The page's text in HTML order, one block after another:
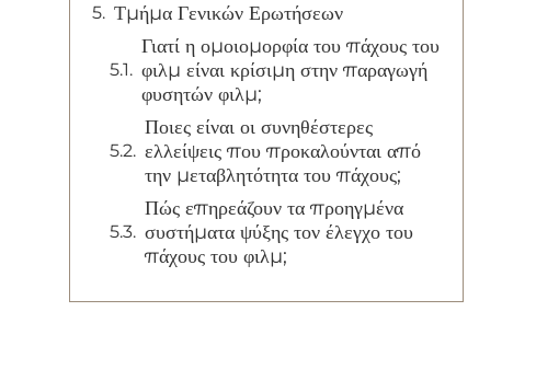
Τμήμα Γενικών Ερωτήσεων
Γιατί η ομοιομορφία του πάχους του
φιλμ είναι κρίσιμη στην παραγωγή
φυσητών φιλμ;
Ποιες είναι οι συνηθέστερες
ελλείψεις που προκαλούνται από
την μεταβλητότητα του πάχους;
Πώς επηρεάζουν τα προηγμένα
συστήματα ψύξης τον έλεγχο του
πάχους του φιλμ;